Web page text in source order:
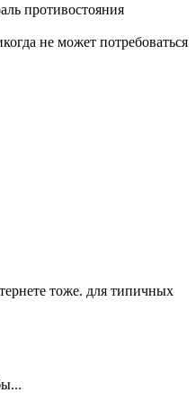
противостояния
не может потребоваться
тоже. для типичных